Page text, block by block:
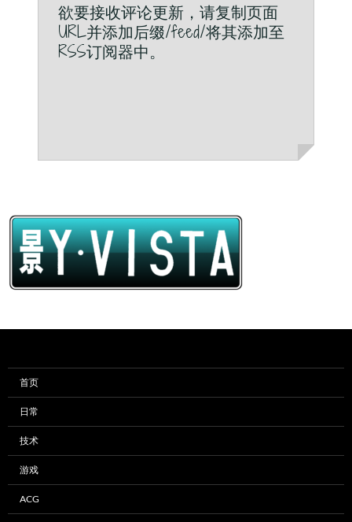
欲要接收评论更新，请复制页面
URL并添加后缀/feed/将其添加至
RSS订阅器中。
首页
日常
技术
游戏
ACG